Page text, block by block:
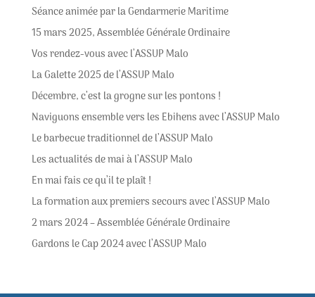
Séance animée par la Gendarmerie Maritime
15 mars 2025, Assemblée Générale Ordinaire
Vos rendez-vous avec l’ASSUP Malo
La Galette 2025 de l’ASSUP Malo
Décembre, c’est la grogne sur les pontons !
Naviguons ensemble vers les Ebihens avec l’ASSUP Malo
Le barbecue traditionnel de l’ASSUP Malo
Les actualités de mai à l’ASSUP Malo
En mai fais ce qu’il te plaît !
La formation aux premiers secours avec l’ASSUP Malo
2 mars 2024 – Assemblée Générale Ordinaire
Gardons le Cap 2024 avec l’ASSUP Malo